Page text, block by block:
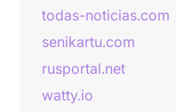
todas-noticias.com
senikartu.com
rusportal.net
watty.io